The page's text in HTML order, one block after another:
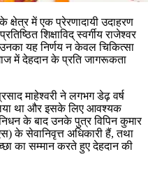
क्षेत्र में एक प्रेरणादायी उदाहरण
शिक्षाविद् स्वर्गीय राजेश्वर
यह निर्णय न केवल चिकित्सा
में देहदान के प्रति जागरूकता
माहेश्वरी ने लगभग डेढ़ वर्ष
था और इसके लिए आवश्यक
के बाद उनके पुत्र विपिन कुमार
के सेवानिवृत्त अधिकारी हैं, तथा
का सम्मान करते हुए देहदान की